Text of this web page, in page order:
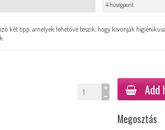
4 hűségpont
két tipp, amelyek lehetővé teszik, hogy kivonják
Add
Megosztás